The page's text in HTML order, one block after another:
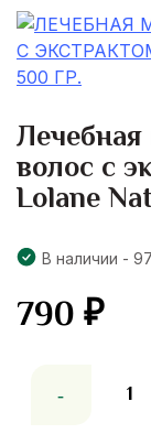
волос с
Lolane
В наличии -
790₽
товара